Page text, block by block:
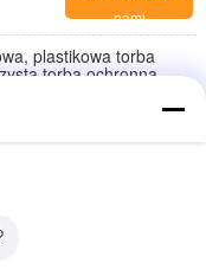
nami
plastikowa torba
torba ochronna
worek z folii aluminiowej